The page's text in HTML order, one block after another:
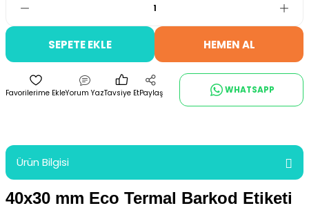
SEPETE EKLE HEMEN AL
Yorum YazTavsiye EtPaylaş WHATSAPP
Ürün Bilgisi
40x30 mm Eco Termal Barkod Etiketi